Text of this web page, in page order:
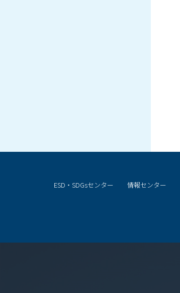
ESD・SDGsセンター 情報センター